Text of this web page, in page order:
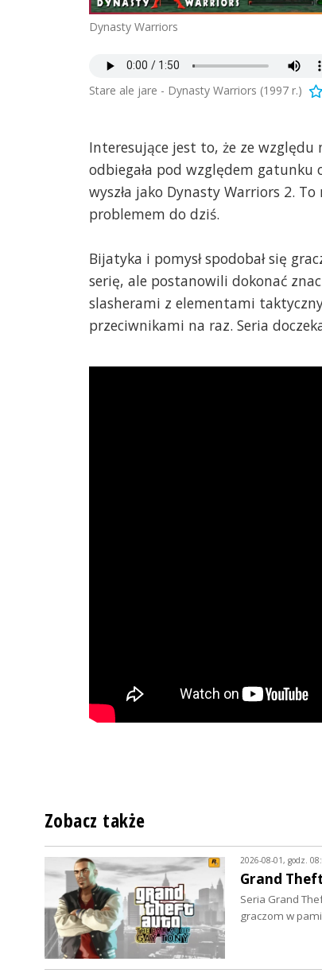
Dynasty Warriors
Stare ale jare - Dynasty Warriors (1997 r.)
Interesujące jest to, że ze względu
odbiegała pod względem
wyszła jako Dynasty Warriors 2.
problemem do dziś.
Bijatyka i pomysł spodobał się
serię, ale postanowili dokonać
slasherami z elementami
przeciwnikami na raz. Seria
Zobacz także
2026-08-01, godz.
Grand
Seria Grand
graczom w